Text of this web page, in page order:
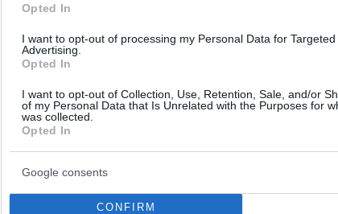
Opted In
I want to opt-out of processing my Personal Data for Targeted
Advertising.
Opted In
I want to opt-out of Collection, Use, Retention, Sale, and/or
of my Personal Data that Is Unrelated with the Purposes for
was collected.
Opted In
Google consents
CONFIRM